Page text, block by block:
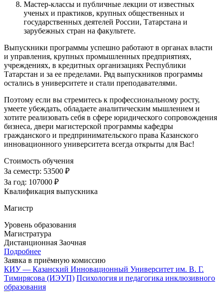
Мастер-классы и публичные лекции от известных
ученых и практиков, крупных общественных и
государственных деятелей России, Татарстана и
зарубежных стран на факультете.
Выпускники программы успешно работают в органах власти
и управления, крупных промышленных предприятиях,
учреждениях, в кредитных организациях Республики
Татарстан и за ее пределами. Ряд выпускников программы
остались в университете и стали преподавателями.
Поэтому если вы стремитесь к профессиональному росту,
умеете убеждать, обладаете аналитическим мышлением и
хотите реализовать себя в сфере юридического сопровождения
бизнеса, двери магистерской программы кафедры
гражданского и предпринимательского права Казанского
инновационного университета всегда открыты для Вас!
Стоимость обучения
За семестр: 53500 ₽
За год: 107000 ₽
Квалификация выпускника
Магистр
Уровень образования
Магистратура
Дистанционная Заочная
Подробнее
Заявка в приёмную комиссию
КИУ — Казанский Инновационный Университет им. В. Г.
Тимирясова (ИЭУП) Психология и педагогика инклюзивного
образования